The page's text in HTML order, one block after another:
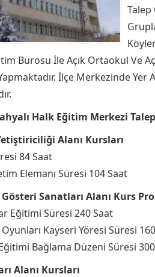
Talep
Bürosu İle Açık Ortaokul Ve
İlçe Merkezinde
Halk Eğitim Merkezi
Alanı Kursları
84 Saat
Elemanı Süresi 104 Saat
Sanatları Alanı Kurs
Eğitimi Süresi 240 Saat
Kayseri Yöresi Süresi
Bağlama Düzeni Süresi
Alanı Kursları